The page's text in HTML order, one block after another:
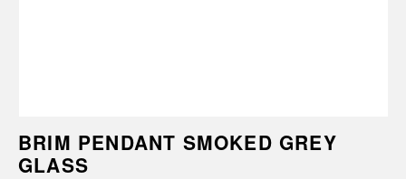
BRIM PENDANT SMOKED GREY
GLASS